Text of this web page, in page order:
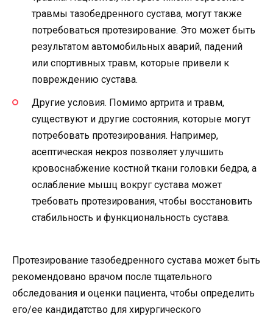
травмы тазобедренного сустава, могут также
потребоваться протезирование. Это может быть
результатом автомобильных аварий, падений
или спортивных травм, которые привели к
повреждению сустава.
Другие условия. Помимо артрита и травм,
существуют и другие состояния, которые могут
потребовать протезирования. Например,
асептическая некроз позволяет улучшить
кровоснабжение костной ткани головки бедра, а
ослабление мышц вокруг сустава может
требовать протезирования, чтобы восстановить
стабильность и функциональность сустава.
Протезирование тазобедренного сустава может быть
рекомендовано врачом после тщательного
обследования и оценки пациента, чтобы определить
его/ее кандидатство для хирургического